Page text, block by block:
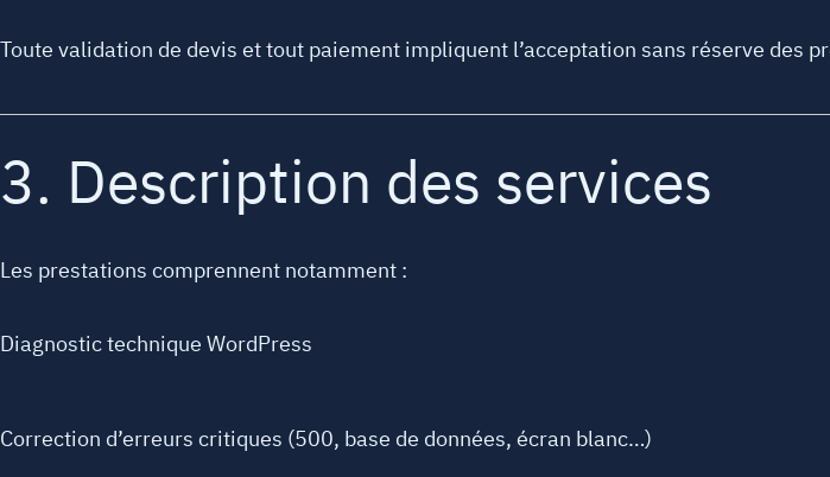
Toute validation de devis et tout paiement impliquent l’acceptation sans réserve des
3. Description des services
Les prestations comprennent notamment :
Diagnostic technique WordPress
Correction d’erreurs critiques (500, base de données, écran blanc…)